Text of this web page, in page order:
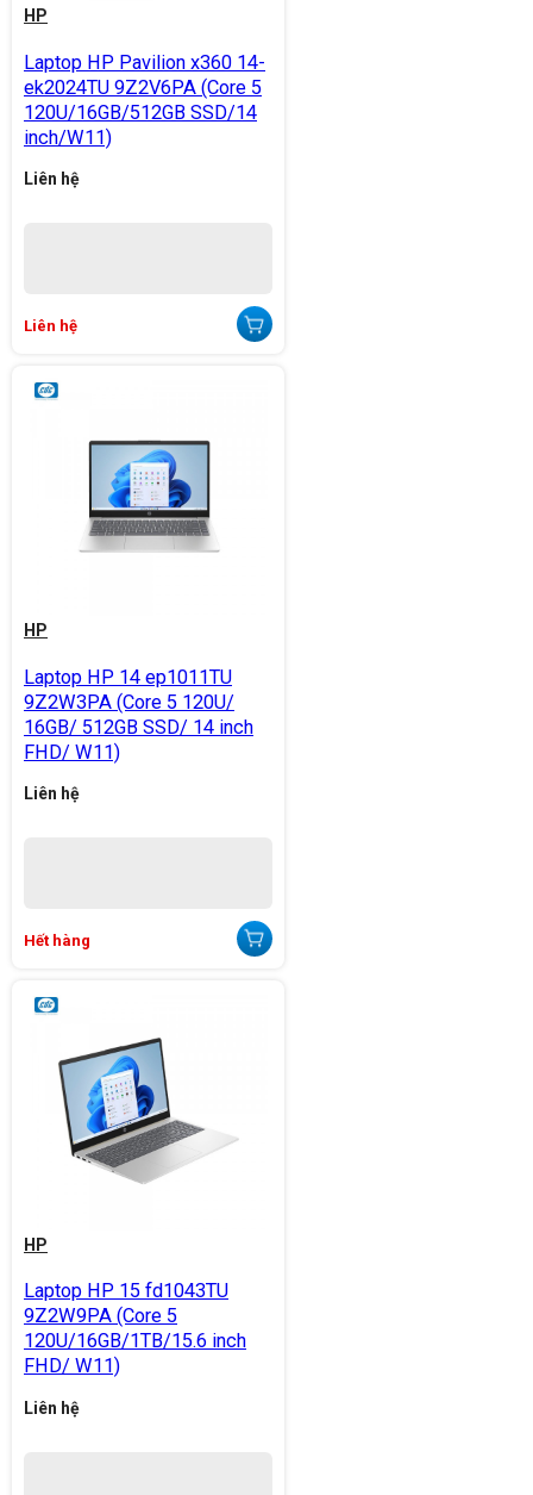
HP
Laptop HP Pavilion x360 14-
ek2024TU 9Z2V6PA (Core 5
120U/16GB/512GB SSD/14
inch/W11)
Liên hệ
Liên hệ
HP
Laptop HP 14 ep1011TU
9Z2W3PA (Core 5 120U/
16GB/ 512GB SSD/ 14 inch
FHD/ W11)
Liên hệ
Hết hàng
HP
Laptop HP 15 fd1043TU
9Z2W9PA (Core 5
120U/16GB/1TB/15.6 inch
FHD/ W11)
Liên hệ